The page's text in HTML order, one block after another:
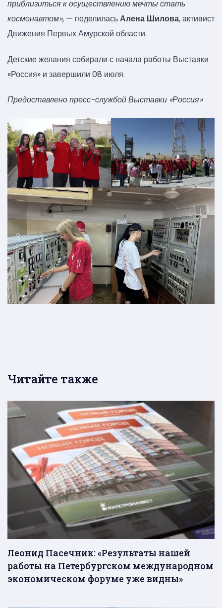
приблизиться к осуществлению мечты стать
космонавтом», — поделиласьАлена Шилова, активист
Движения Первых Амурской области.
Детские желания собирали с начала работы Выставки
«Россия» и завершили 08 июля.
Предоставлено пресс-службой Выставки «Россия»
Читайте также
Леонид Пасечник: «Результаты нашей
работы на Петербургском международном
экономическом форуме уже видны»